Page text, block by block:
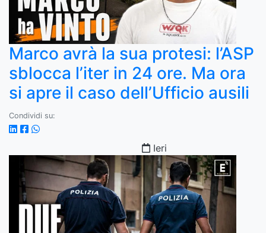
Marco avrà la sua protesi: l’ASP
sblocca l’iter in 24 ore. Ma ora
si apre il caso dell’Ufficio ausili
Condividi su:
Ieri